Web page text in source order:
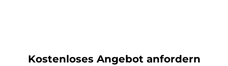
Kostenloses Angebot anfordern